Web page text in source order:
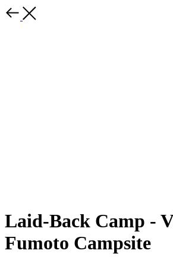
Laid-Back Camp -
Fumoto Campsite